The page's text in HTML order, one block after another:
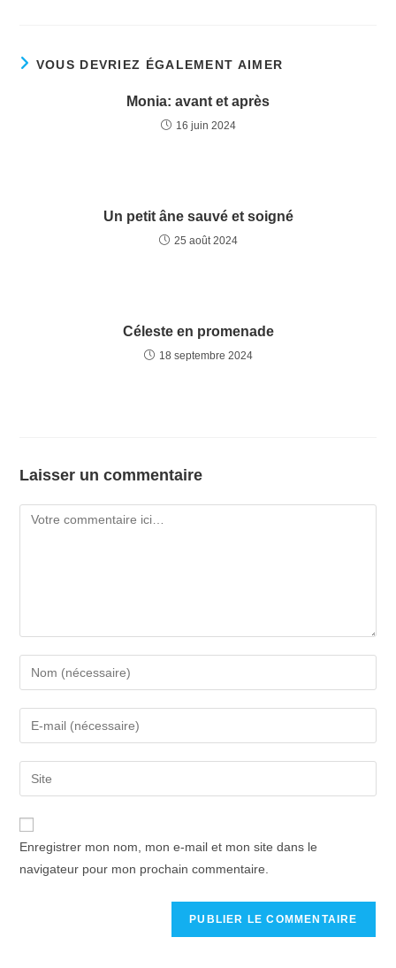
VOUS DEVRIEZ ÉGALEMENT AIMER
Monia: avant et après
16 juin 2024
Un petit âne sauvé et soigné
25 août 2024
Céleste en promenade
18 septembre 2024
Laisser un commentaire
Enregistrer mon nom, mon e-mail et mon site dans le
navigateur pour mon prochain commentaire.